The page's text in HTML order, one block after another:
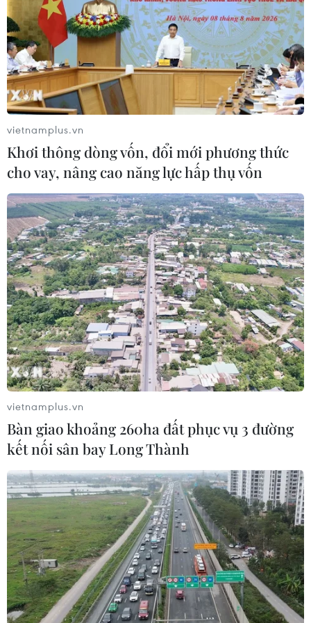
vietnamplus.vn
Khơi thông dòng vốn, đổi mới phương thức
cho vay, nâng cao năng lực hấp thụ vốn
vietnamplus.vn
Bàn giao khoảng 260ha đất phục vụ 3 đường
kết nối sân bay Long Thành